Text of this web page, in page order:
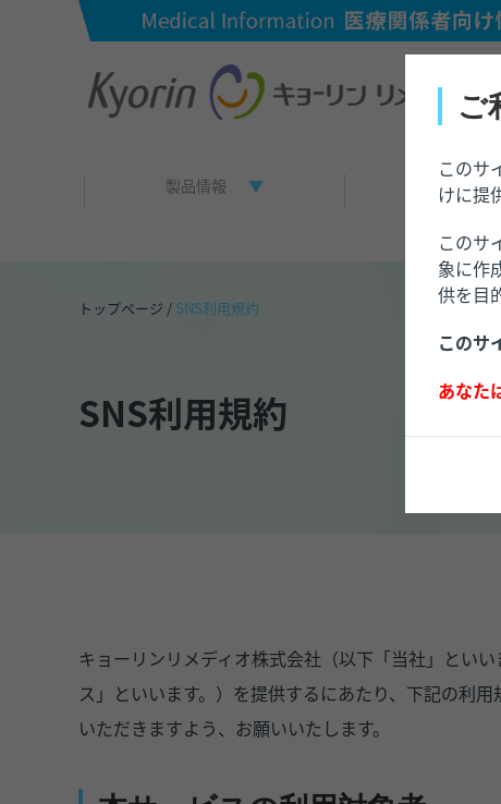
製品情報 資材一覧
トップページ / SNS利用規約
SNS利用規約
キョーリンリメディオ株式会社（以下「当社」とい
ス」といいます。）を提供するにあたり、下記の利
いただきますよう、お願いいたします。
ご
このサ
けに提
このサ
象に作
供を目
このサ
あなた